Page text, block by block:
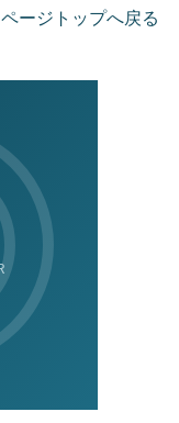
ページトップへ戻る